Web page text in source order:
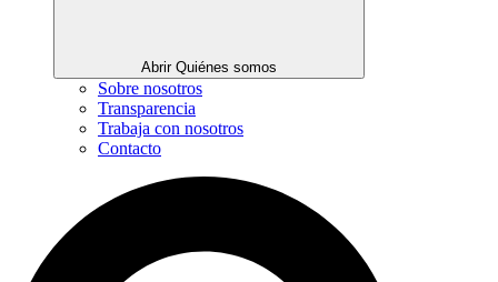
Abrir Quiénes somos
Sobre nosotros
Transparencia
Trabaja con nosotros
Contacto